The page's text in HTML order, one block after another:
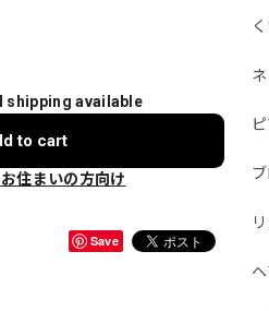
shipping available
to cart
住まいの方向け
Save